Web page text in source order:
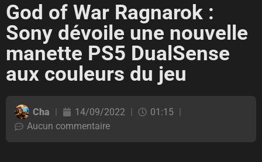
God of War Ragnarok :
Sony dévoile une nouvelle
manette PS5 DualSense
aux couleurs du jeu
Cha 14/09/2022
01:15
Aucun commentaire